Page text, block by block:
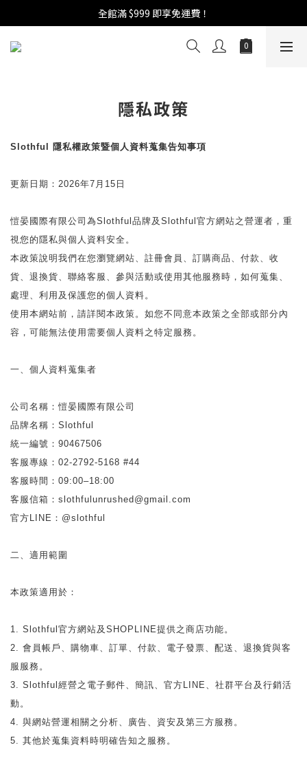
週年慶活開跑：全館88折 | 買1送1 | 滿額贈！
全館滿 $999 即享免運費！
週年慶活開跑：全館88折 | 買1送1 | 滿額贈！
隱私政策
Slothful 隱私權政策暨個人資料蒐集告知事項
更新日期：2026年7月15日
愷晏國際有限公司為Slothful品牌及Slothful官方網站之營運者，重
視您的隱私與個人資料安全。
本政策說明我們在您瀏覽網站、註冊會員、訂購商品、付款、收
貨、退換貨、聯絡客服、參與活動或使用其他服務時，如何蒐集、
處理、利用及保護您的個人資料。
使用本網站前，請詳閱本政策。如您不同意本政策之全部或部分內
容，可能無法使用需要個人資料之特定服務。
一、個人資料蒐集者
公司名稱：愷晏國際有限公司
品牌名稱：Slothful
統一編號：90467506
客服專線：02-2792-5168 #44
客服時間：09:00–18:00
客服信箱：slothfulunrushed@gmail.com
官方LINE：@slothful
二、適用範圍
本政策適用於：
1. Slothful官方網站及SHOPLINE提供之商店功能。
2. 會員帳戶、購物車、訂單、付款、電子發票、配送、退換貨與客
服服務。
3. Slothful經營之電子郵件、簡訊、官方LINE、社群平台及行銷活
動。
4. 與網站營運相關之分析、廣告、資安及第三方服務。
5. 其他於蒐集資料時明確告知之服務。